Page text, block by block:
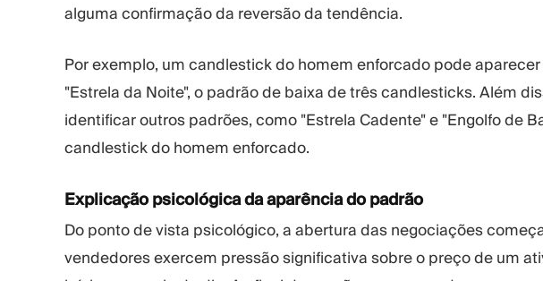
alguma confirmação da reversão da tendência.
Por exemplo, um candlestick do homem enforcado pode
"Estrela da Noite", o padrão de baixa de três candlesticks. Além
identificar outros padrões, como "Estrela Cadente" e "Engolfo de
candlestick do homem enforcado.
Explicação psicológica da aparência do padrão
Do ponto de vista psicológico, a abertura das negociações
vendedores exercem pressão significativa sobre o preço de um